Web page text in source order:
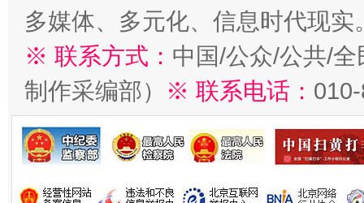
多媒体、多元化、信息时代现实
※ 联系方式： 中国/公众/公共/
制作采编部）
※ 联系电话：